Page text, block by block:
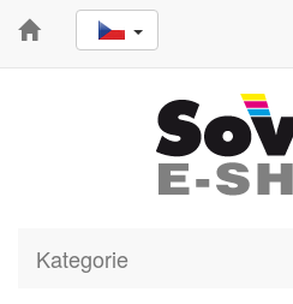
Kategorie